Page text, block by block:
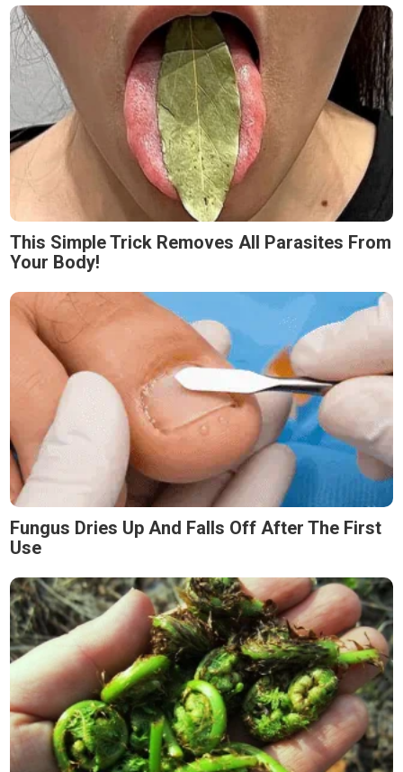
This Simple Trick Removes All Parasites From
Your Body!
Fungus Dries Up And Falls Off After The First
Use